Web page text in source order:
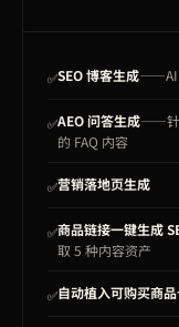
✅SEO 博客生成——AI
✅AEO 问答生成——针
的 FAQ 内容
✅营销落地页生成
✅商品链接一键生成
取 5 种内容资产
✅自动植入可购买商